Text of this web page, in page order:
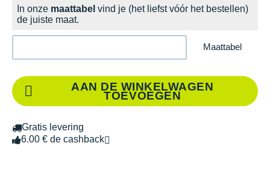
In onze maattabel vind je (het liefst vóór het bestellen)
de juiste maat.
Maattabel
AAN DE WINKELWAGEN
TOEVOEGEN
Gratis levering
6.00 € de cashback